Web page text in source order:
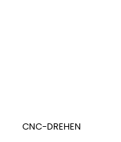
CNC-DREHEN